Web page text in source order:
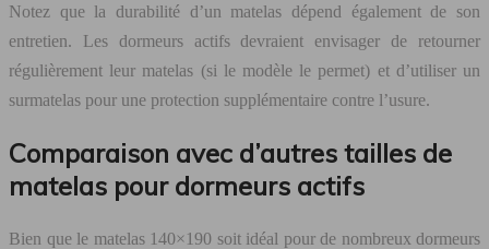
Notez que la durabilité d’un matelas dépend également de son
entretien. Les dormeurs actifs devraient envisager de retourner
régulièrement leur matelas (si le modèle le permet) et d’utiliser un
surmatelas pour une protection supplémentaire contre l’usure.
Comparaison avec d’autres tailles de
matelas pour dormeurs actifs
Bien que le matelas 140×190 soit idéal pour de nombreux dormeurs